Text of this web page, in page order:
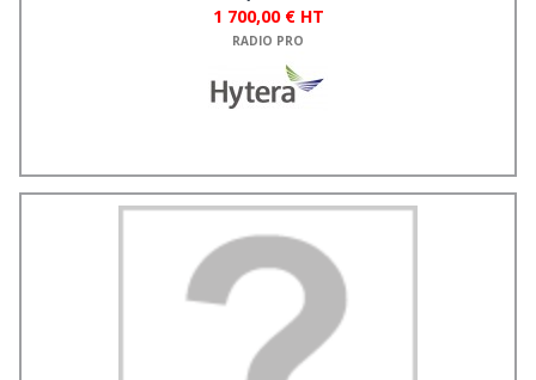
1 700,00 € HT
RADIO PRO